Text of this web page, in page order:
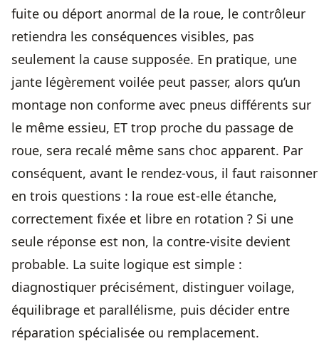
fuite ou déport anormal de la roue, le contrôleur
retiendra les conséquences visibles, pas
seulement la cause supposée. En pratique, une
jante légèrement voilée peut passer, alors qu’un
montage non conforme avec pneus différents sur
le même essieu, ET trop proche du passage de
roue, sera recalé même sans choc apparent. Par
conséquent, avant le rendez-vous, il faut raisonner
en trois questions : la roue est-elle étanche,
correctement fixée et libre en rotation ? Si une
seule réponse est non, la contre-visite devient
probable. La suite logique est simple :
diagnostiquer précisément, distinguer voilage,
équilibrage et parallélisme, puis décider entre
réparation spécialisée ou remplacement.